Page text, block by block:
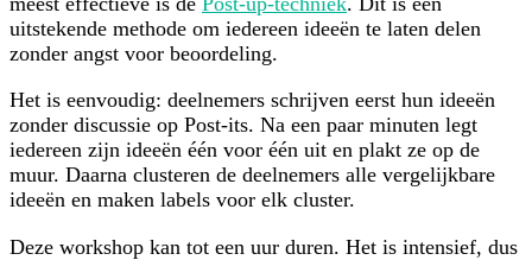
uitstekende methode om iedereen ideeën te laten delen
zonder angst voor beoordeling.
Het is eenvoudig: deelnemers schrijven eerst hun ideeën
zonder discussie op Post-its. Na een paar minuten legt
iedereen zijn ideeën één voor één uit en plakt ze op de
muur. Daarna clusteren de deelnemers alle vergelijkbare
ideeën en maken labels voor elk cluster.
Deze workshop kan tot een uur duren. Het is intensief, dus